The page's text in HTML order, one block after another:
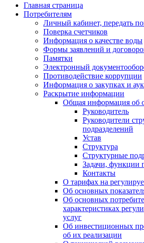
Главная страница
Потребителям
Личный кабинет, передать
Поверка счетчиков
Информация о качестве воды
Формы заявлений и
Памятки
Электронный
Противодействие коррупции
Информация о закупках и
Раскрытие информации
Общая информация об
Руководитель
Руководители
подразделений
Устав
Структура
Структурные
Задачи, функции
Контакты
О тарифах на
Об основных
Об основных
характеристиках
услуг
Об инвестиционных
об их реализации